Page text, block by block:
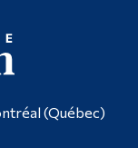
(Québec)